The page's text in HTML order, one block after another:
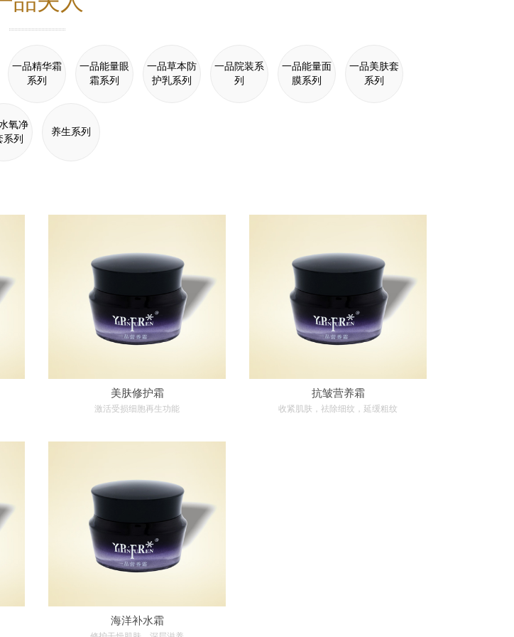
一品精华霜
系列
一品能量眼
霜系列
一品草本防
护乳系列
一品院装系
列
一品能量面
膜系列
一品美肤套
系列
氧净
系列
养生系列
美肤修护霜
激活受损细胞再生功能
抗皱营养霜
收紧肌肤，祛除细纹，延缓粗纹
海洋补水霜